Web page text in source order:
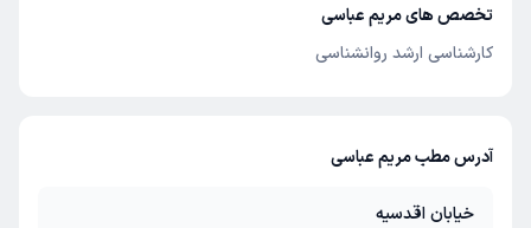
تخصص های مریم عباسی
کارشناسی ارشد روانشناسی
آدرس مطب مریم عباسی
خیابان اقدسیه